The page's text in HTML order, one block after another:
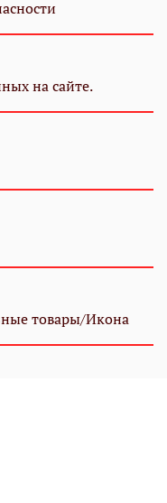
на сайте.
товары/Икона